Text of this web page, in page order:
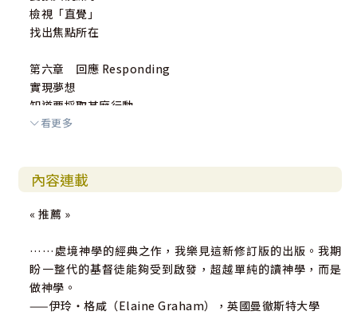
檢視「直覺」
找出焦點所在
第六章 回應 Responding
實現夢想
知道要採取甚麼行動
神學具有默觀、教誨和轉化的性質
實行
處理恐懼
這個螺旋要繼續下去
第三部 深思熟慮 Thinking it Through
第七章 帶來挑戰的問題 Challenging Implications
詮釋的難題
權威的問題
看更多
內容連載
« 推薦 »
……處境神學的經典之作，我樂見這新修訂版的出版。我期
盼一整代的基督徒能夠受到啟發，超越單純的讀神學，而是
做神學。
——伊玲‧格咸（Elaine Graham），英國曼徹斯特大學